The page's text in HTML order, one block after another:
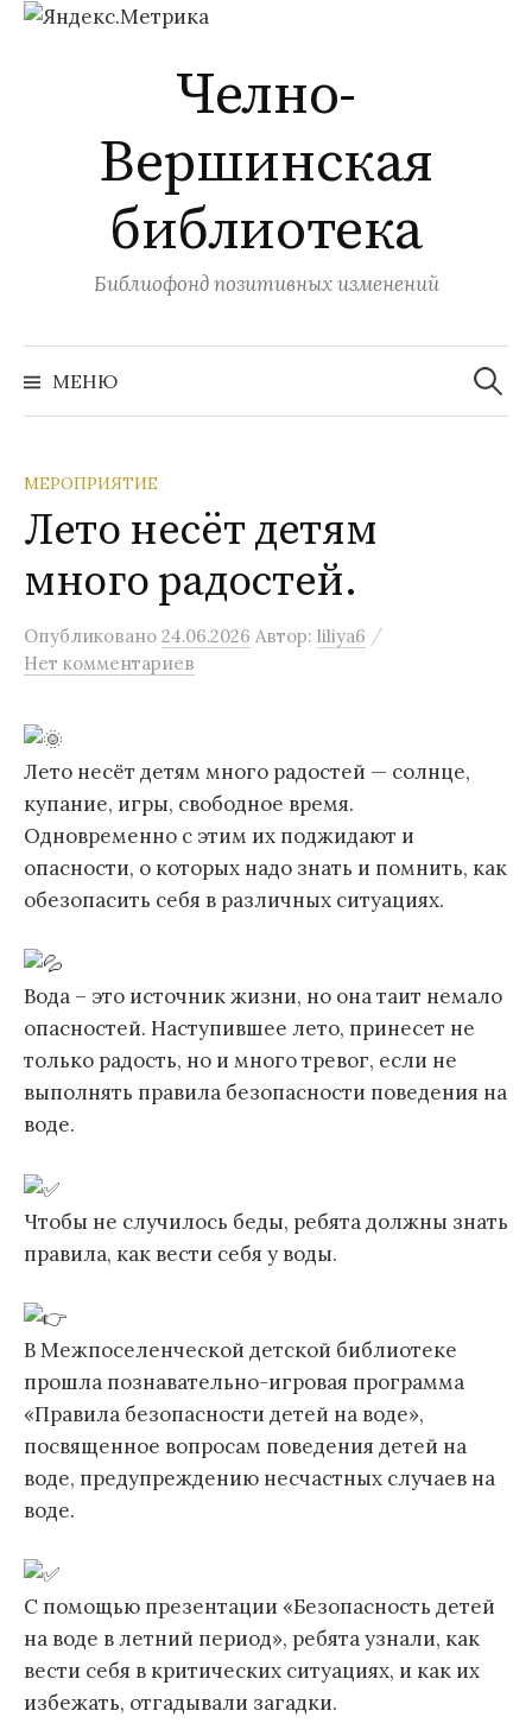
Челно-
Вершинская
библиотека
Библиофонд позитивных изменений
МЕНЮ
Найти:
МЕРОПРИЯТИЕ
Лето несёт детям
много радостей.
Опубликовано 24.06.2026 Автор: liliya6 /
Нет комментариев
Лето несёт детям много радостей — солнце,
купание, игры, свободное время.
Одновременно с этим их поджидают и
опасности, о которых надо знать и помнить, как
обезопасить себя в различных ситуациях.
Вода – это источник жизни, но она таит немало
опасностей. Наступившее лето, принесет не
только радость, но и много тревог, если не
выполнять правила безопасности поведения на
воде.
Чтобы не случилось беды, ребята должны знать
правила, как вести себя у воды.
В Межпоселенческой детской библиотеке
прошла познавательно-игровая программа
«Правила безопасности детей на воде»,
посвященное вопросам поведения детей на
воде, предупреждению несчастных случаев на
воде.
С помощью презентации «Безопасность детей
на воде в летний период», ребята узнали, как
вести себя в критических ситуациях, и как их
избежать, отгадывали загадки.